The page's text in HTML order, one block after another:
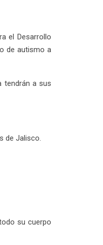
el Desarrollo
de autismo a
tendrán a sus
de Jalisco.
su cuerpo